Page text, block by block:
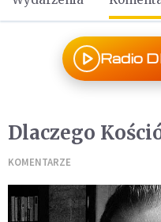
Radio
Dlaczego
KOMENTARZE